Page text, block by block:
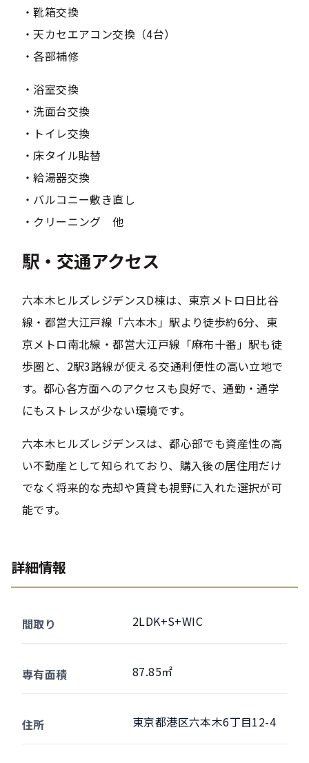
・靴箱交換
・天カセエアコン交換（4台）
・各部補修
・浴室交換
・洗面台交換
・トイレ交換
・床タイル貼替
・給湯器交換
・バルコニー敷き直し
・クリーニング 他
駅・交通アクセス
六本木ヒルズレジデンスD棟は、東京メトロ日比谷
線・都営大江戸線「六本木」駅より徒歩約6分、東
京メトロ南北線・都営大江戸線「麻布十番」駅も徒
歩圏と、2駅3路線が使える交通利便性の高い立地で
す。都心各方面へのアクセスも良好で、通勤・通学
にもストレスが少ない環境です。
六本木ヒルズレジデンスは、都心部でも資産性の高
い不動産として知られており、購入後の居住用だけ
でなく将来的な売却や賃貸も視野に入れた選択が可
能です。
詳細情報
間取り 2LDK+S+WIC
専有面積 87.85㎡
住所 東京都港区六本木6丁目12-4